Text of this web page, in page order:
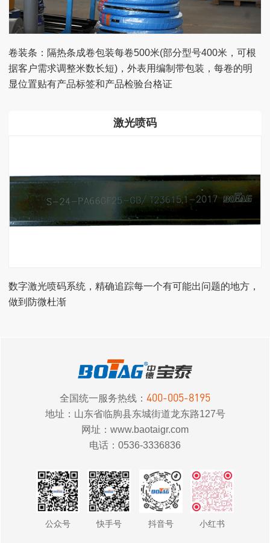
卷装条：隔热条成卷包装每卷500米(部分型号400米，可根
据客户需求调整米数长短)，外表用编制带包装，每卷的明
显位置贴有产品标签和产品检验台格证
激光喷码
数字激光喷码系统，精确追踪每一个有可能出问题的地方，
做到防微杜渐
全国统一服务热线： 400-005-8195
地址：山东省临朐县东城街道龙东路127号
网址：www.baotaigr.com
电话：0536-3336836
公众号 快手号 抖音号 小红书